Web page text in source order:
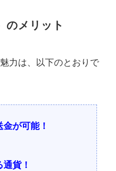
のメリット
力は、以下のとおりで
が可能！
貨！